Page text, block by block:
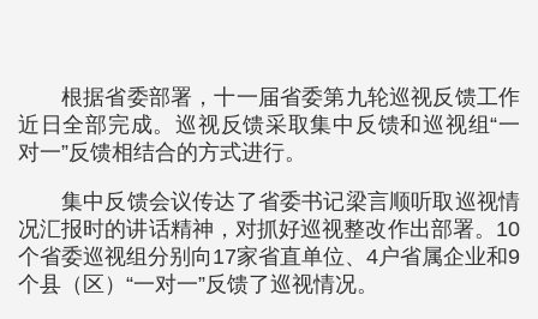
根据省委部署，十一届省委第九轮巡视反馈工作
近日全部完成。巡视反馈采取集中反馈和巡视组“一
对一”反馈相结合的方式进行。
集中反馈会议传达了省委书记梁言顺听取巡视情
况汇报时的讲话精神，对抓好巡视整改作出部署。10
个省委巡视组分别向17家省直单位、4户省属企业和9
个县（区）“一对一”反馈了巡视情况。